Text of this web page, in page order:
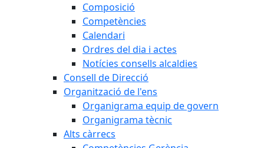
Composició
Competències
Calendari
Ordres del dia i actes
Notícies consells alcaldies
Consell de Direcció
Organització de l'ens
Organigrama equip de govern
Organigrama tècnic
Alts càrrecs